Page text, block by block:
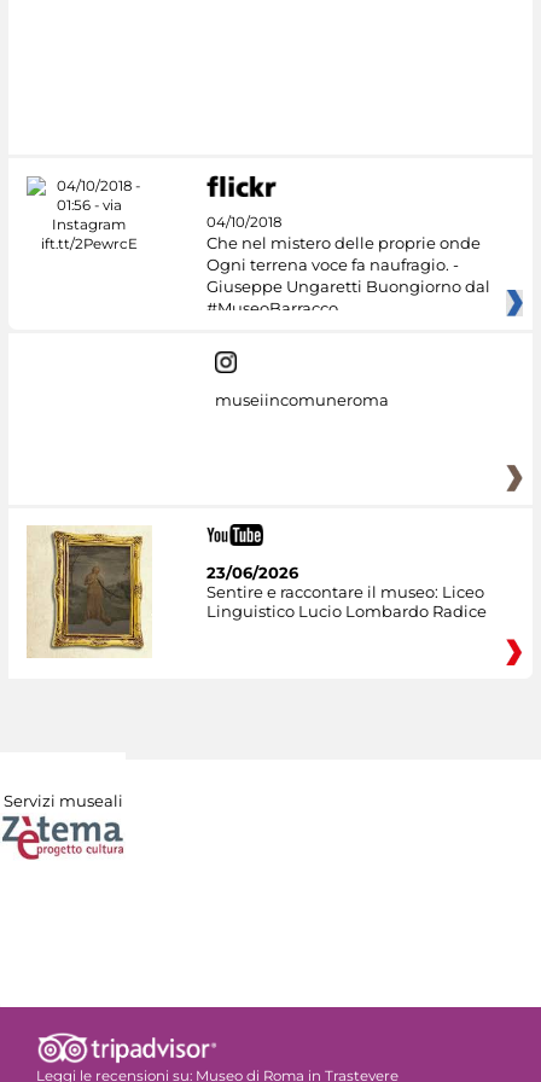
04/10/2018
Che nel mistero delle proprie onde
Ogni terrena voce fa naufragio. -
Giuseppe Ungaretti Buongiorno dal
#MuseoBarracco
museiincomuneroma
23/06/2026
Sentire e raccontare il museo: Liceo
Linguistico Lucio Lombardo Radice
Servizi museali
Leggi le recensioni su: Museo di Roma in Trastevere